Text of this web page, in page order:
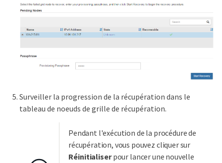
Surveiller la progression de la récupération dans le
tableau de noeuds de grille de récupération.
Pendant l'exécution de la procédure de
récupération, vous pouvez cliquer sur
Réinitialiserpour lancer une nouvelle